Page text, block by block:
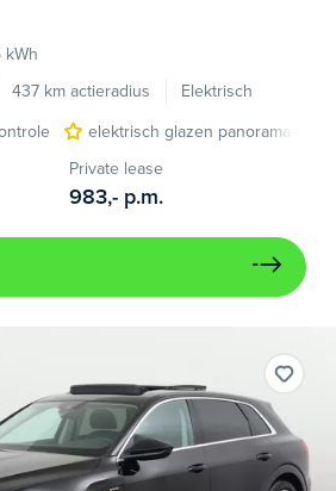
kWh
437 km actieradius
Elektrisch
elektrisch glazen panorama-dak
Private lease
983,- p.m.